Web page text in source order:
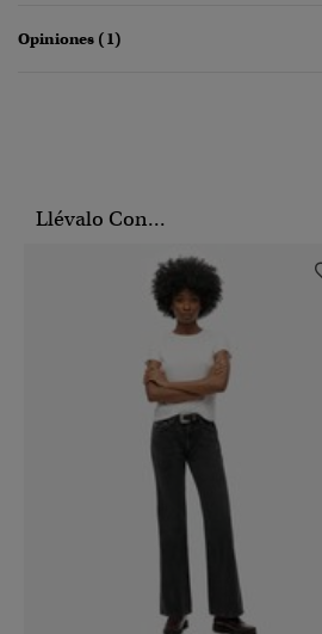
Opiniones (1)
Llévalo Con...